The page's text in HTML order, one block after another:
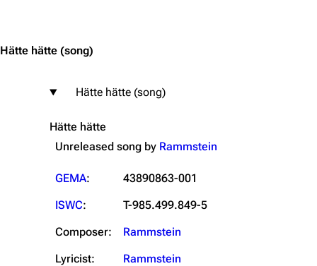
Hätte hätte (song)
Hätte hätte (song)
Hätte hätte
Unreleased song by Rammstein
GEMA:
43890863-001
ISWC:
T-985.499.849-5
Composer:
Rammstein
Lyricist:
Rammstein